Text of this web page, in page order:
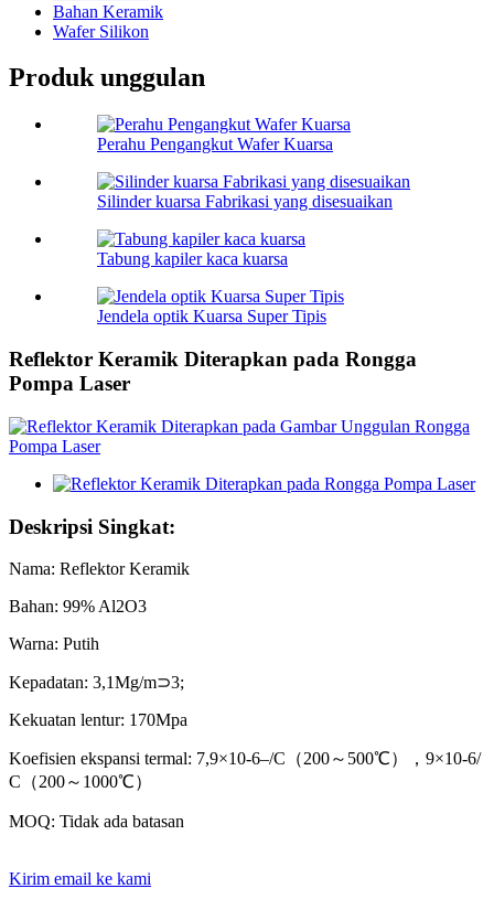
Bahan Keramik
Wafer Silikon
Produk unggulan
Perahu Pengangkut Wafer Kuarsa
Silinder kuarsa Fabrikasi yang disesuaikan
Tabung kapiler kaca kuarsa
Jendela optik Kuarsa Super Tipis
Reflektor Keramik Diterapkan pada Rongga
Pompa Laser
Deskripsi Singkat:
Nama: Reflektor Keramik
Bahan: 99% Al2O3
Warna: Putih
Kepadatan: 3,1Mg/m⊃3;
Kekuatan lentur: 170Mpa
Koefisien ekspansi termal: 7,9×10-6–/С（200～500℃），9×10-6/
С（200～1000℃）
MOQ: Tidak ada batasan
Kirim email ke kami